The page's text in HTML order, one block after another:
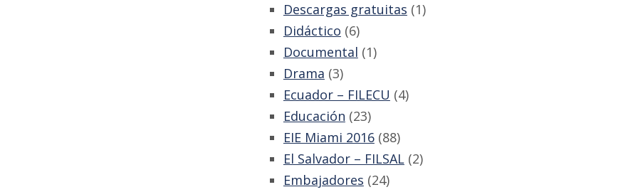
Descargas gratuitas (1)
Didáctico (6)
Documental (1)
Drama (3)
Ecuador – FILECU (4)
Educación (23)
EIE Miami 2016(88)
El Salvador – FILSAL(2)
Embajadores (24)